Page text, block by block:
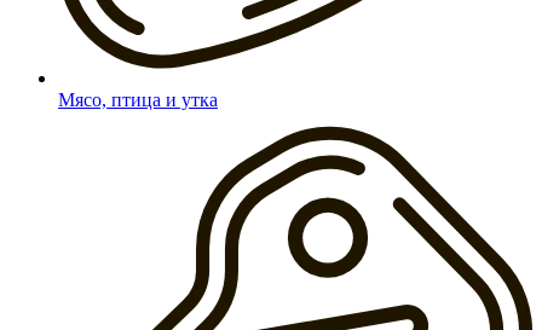
Мясо, птица и утка